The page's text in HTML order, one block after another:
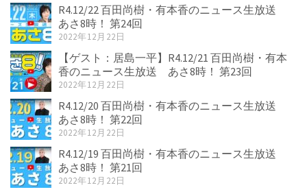
R4.12/22 百田尚樹・有本香のニュース生放送
あさ8時！ 第24回
2022年12月22日
【ゲスト：居島一平】R4.12/21 百田尚樹・有本
香のニュース生放送 あさ8時！ 第23回
2022年12月22日
R4.12/20 百田尚樹・有本香のニュース生放送
あさ8時！ 第22回
2022年12月22日
R4.12/19 百田尚樹・有本香のニュース生放送
あさ8時！ 第21回
2022年12月22日